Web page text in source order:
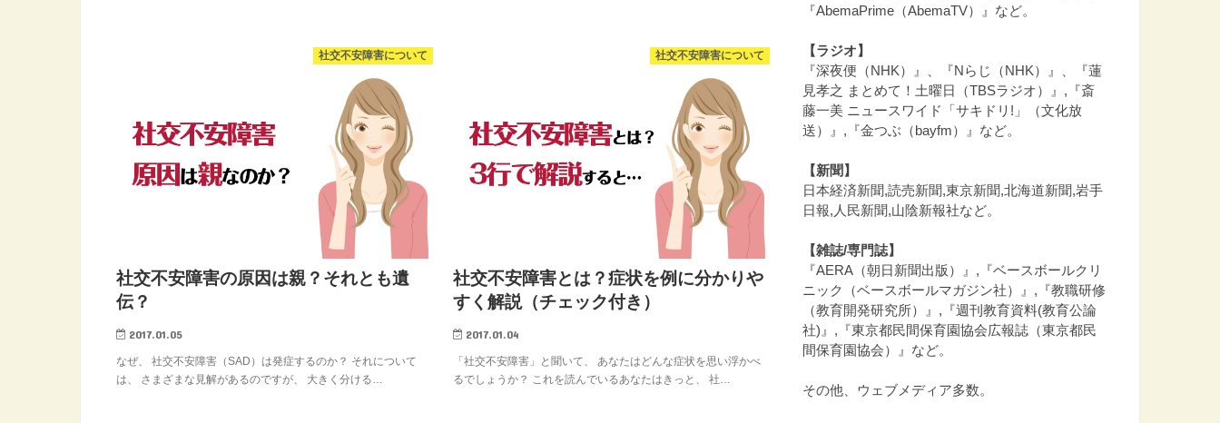
社交不安障害について
社交不安障害の原因は親？それとも遺
伝？
2017.01.05
なぜ、 社交不安障害（SAD）は発症するのか？ それについて
は、 さまざまな見解があるのですが、 大きく分ける…
社交不安障害について
社交不安障害とは？症状を例に分かりや
すく解説（チェック付き）
2017.01.04
「社交不安障害」と聞いて、 あなたはどんな症状を思い浮かべ
るでしょうか？ これを読んでいるあなたはきっと、 社…
『AbemaPrime（AbemaTV）』など。
【ラジオ】
『深夜便（NHK）』、『Nらじ（NHK）』、『蓮
見孝之 まとめて！土曜日（TBSラジオ）』,『斎
藤一美 ニュースワイド「サキドリ!」（文化放
送）』,『金つぶ（bayfm）』など。
【新聞】
日本経済新聞,読売新聞,東京新聞,北海道新聞,岩手
日報,人民新聞,山陰新報社など。
【雑誌/専門誌】
『AERA（朝日新聞出版）』,『ベースボールクリ
ニック（ベースボールマガジン社）』,『教職研修
（教育開発研究所）』,『週刊教育資料(教育公論
社)』,『東京都民間保育園協会広報誌（東京都民
間保育園協会）』など。
その他、ウェブメディア多数。